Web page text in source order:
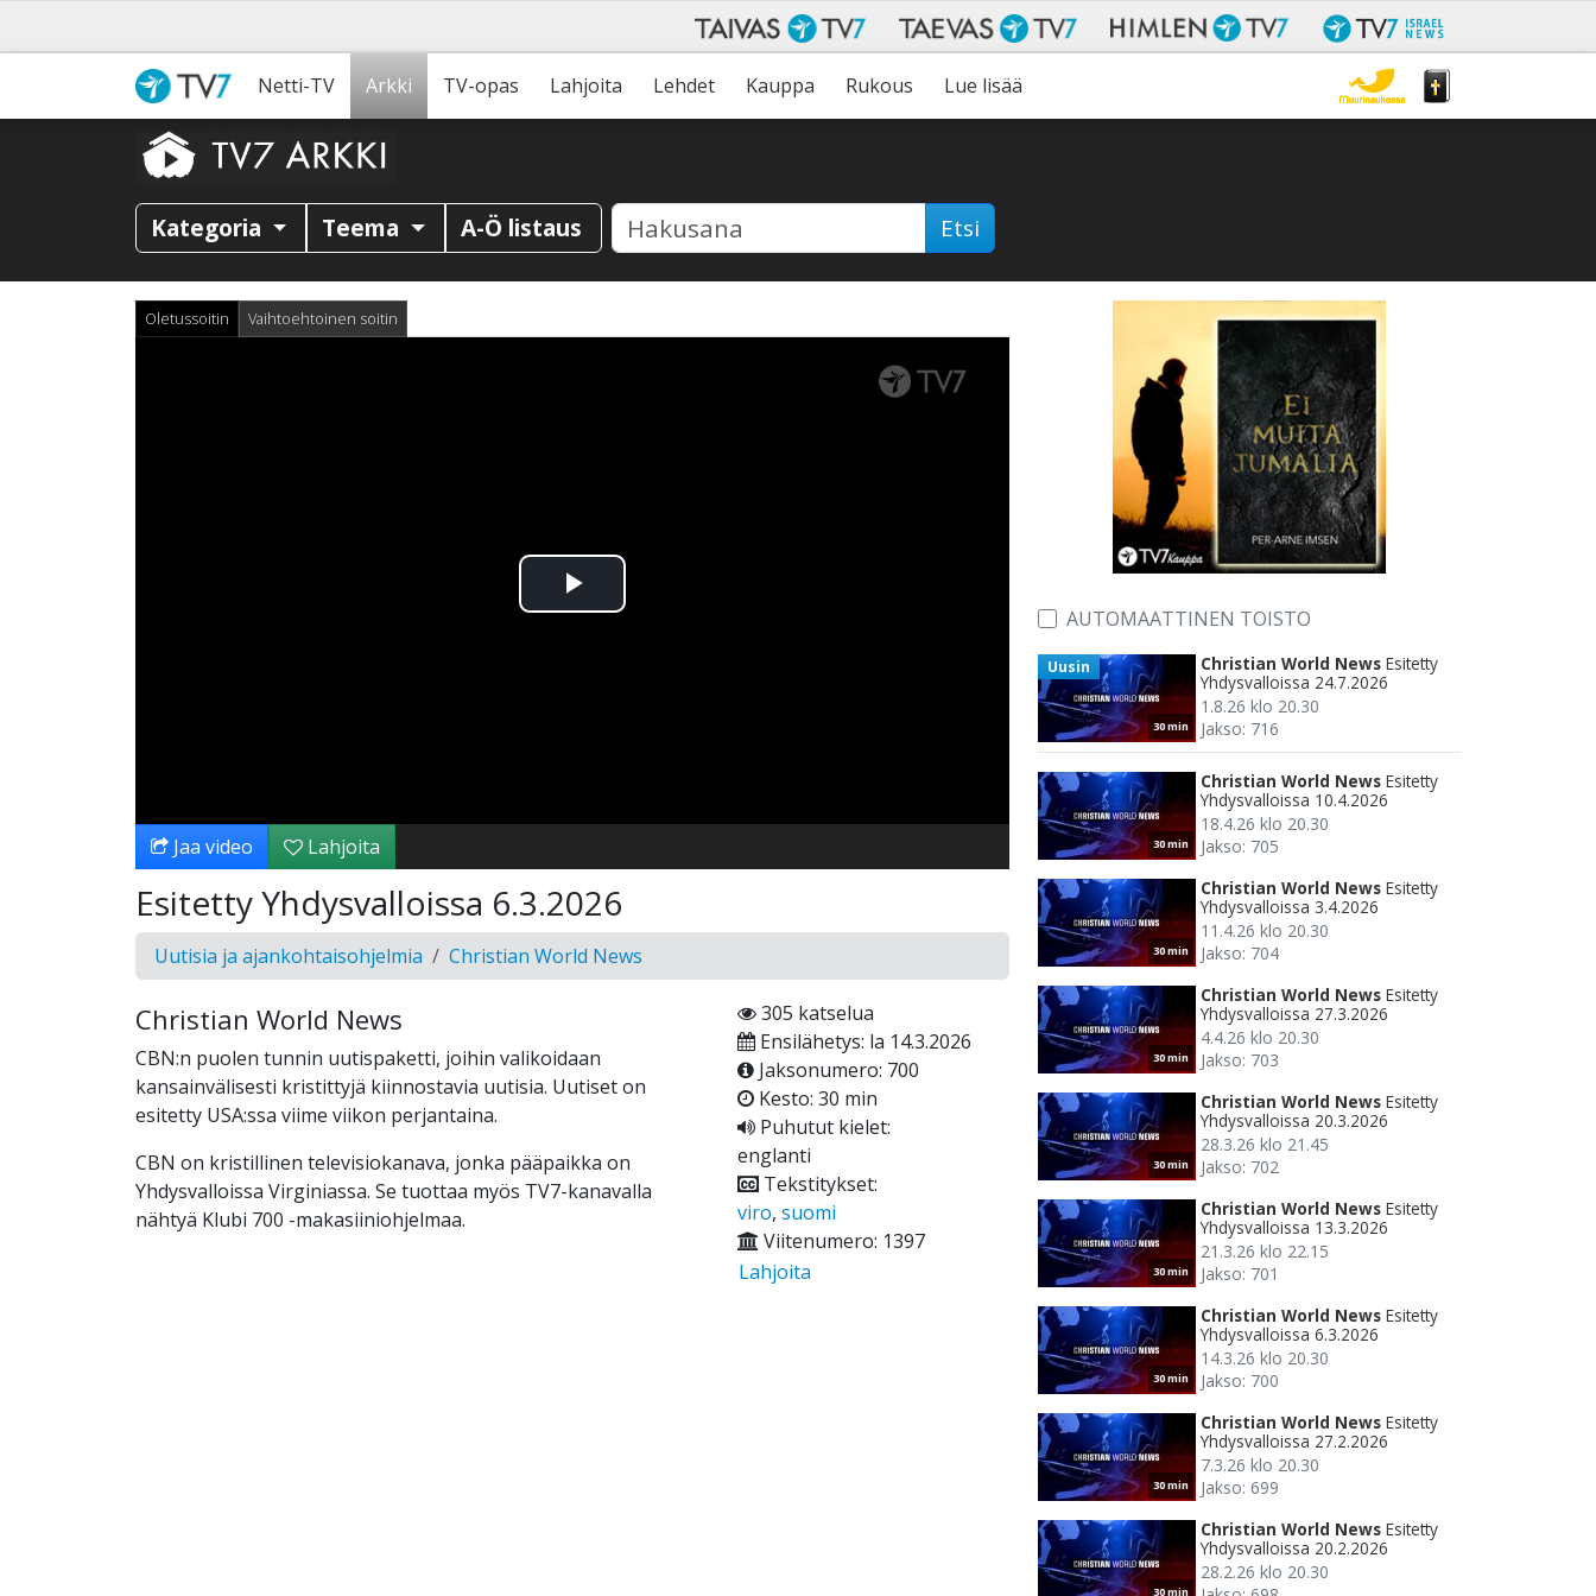
Netti-TV Arkki TV-opas Lahjoita Lehdet Kauppa Rukous Lue lisää
Kategoria Teema A-Ö listaus Etsi
Oletussoitin Vaihtoehtoinen soitin
Toista
Jaa video Lahjoita
Esitetty Yhdysvalloissa 6.3.2026
Uutisia ja ajankohtaisohjelmia Christian World News
Christian World News
CBN:n puolen tunnin uutispaketti, joihin valikoidaan
kansainvälisesti kristittyjä kiinnostavia uutisia. Uutiset on
esitetty USA:ssa viime viikon perjantaina.
CBN on kristillinen televisiokanava, jonka pääpaikka on
Yhdysvalloissa Virginiassa. Se tuottaa myös TV7-kanavalla
nähtyä Klubi 700 -makasiiniohjelmaa.
305 katselua
Ensilähetys: la 14.3.2026
Jaksonumero: 700
Kesto: 30 min
Puhutut kielet:
englanti
Tekstitykset:
viro, suomi
Viitenumero: 1397
Lahjoita
AUTOMAATTINEN TOISTO
30 min
Uusin Christian World News Esitetty
Yhdysvalloissa 24.7.2026
1.8.26 klo 20.30
Jakso: 716
30 min
Christian World News Esitetty
Yhdysvalloissa 10.4.2026
18.4.26 klo 20.30
Jakso: 705
30 min
Christian World News Esitetty
Yhdysvalloissa 3.4.2026
11.4.26 klo 20.30
Jakso: 704
30 min
Christian World News Esitetty
Yhdysvalloissa 27.3.2026
4.4.26 klo 20.30
Jakso: 703
30 min
Christian World News Esitetty
Yhdysvalloissa 20.3.2026
28.3.26 klo 21.45
Jakso: 702
30 min
Christian World News Esitetty
Yhdysvalloissa 13.3.2026
21.3.26 klo 22.15
Jakso: 701
30 min
Christian World News Esitetty
Yhdysvalloissa 6.3.2026
14.3.26 klo 20.30
Jakso: 700
30 min
Christian World News Esitetty
Yhdysvalloissa 27.2.2026
7.3.26 klo 20.30
Jakso: 699
30 min
Christian World News Esitetty
Yhdysvalloissa 20.2.2026
28.2.26 klo 20.30